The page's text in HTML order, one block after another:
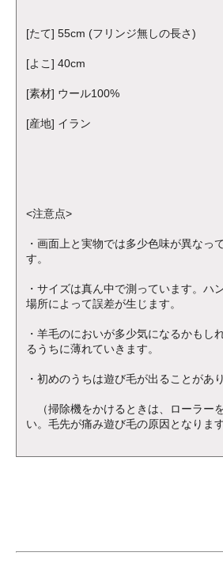
[たて] 55cm (フリンジ無しの長さ)
[よこ] 40cm
[素材] ウール100%
[産地] イラン
<注意点>
・画面上と実物では多少色味が異なっ
す。
・サイズは真ん中で測っています。ハ
場所によって誤差が生じます。
・羊毛のにおいが多少気になるかもし
るうちに薄れていきます。
・初めのうちは遊び毛が出ることがあ
（掃除機をかけるときは、ローラー
い。毛先が痛み遊び毛の原因となります